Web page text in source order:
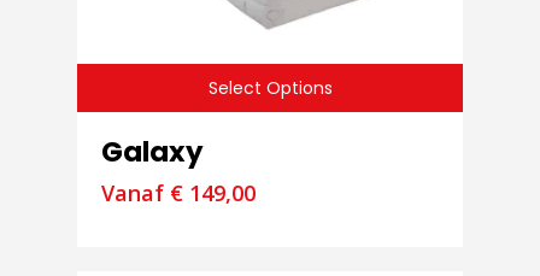
Select Options
Galaxy
Vanaf € 149,00